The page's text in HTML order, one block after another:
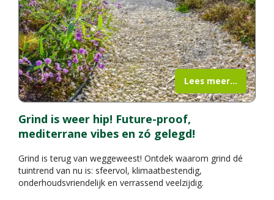
Grind is weer hip! Future-proof,
mediterrane vibes en zó gelegd!
Grind is terug van weggeweest! Ontdek waarom grind dé
tuintrend van nu is: sfeervol, klimaatbestendig,
onderhoudsvriendelijk en verrassend veelzijdig.
Lees meer...